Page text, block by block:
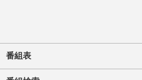
番組表